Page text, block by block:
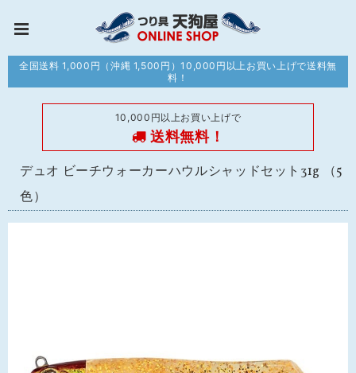
全国送料 1,000円（沖縄 1,500円）10,000円以上お買い上げで送料無
料！
10,000円以上お買い上げで
送料無料！
デュオ ビーチウォーカーハウルシャッドセット31g （5
色）